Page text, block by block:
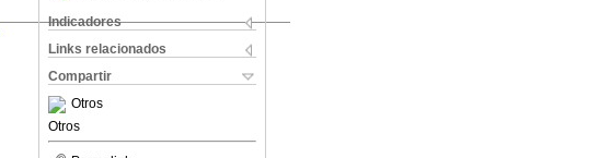
Indicadores
Links relacionados
Compartir
Otros
Otros